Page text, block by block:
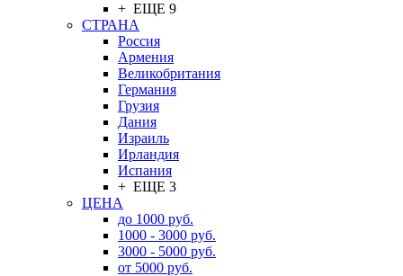
+ ЕЩЕ 9
СТРАНА
Россия
Армения
Великобритания
Германия
Грузия
Дания
Израиль
Ирландия
Испания
+ ЕЩЕ 3
ЦЕНА
до 1000 руб.
1000 - 3000 руб.
3000 - 5000 руб.
от 5000 руб.